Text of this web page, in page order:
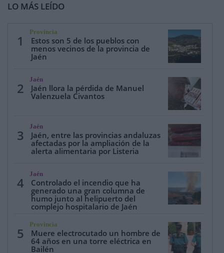
LO MÁS LEÍDO
1
Provincia
Estos son 5 de los pueblos con
menos vecinos de la provincia de
Jaén
2
Jaén
Jaén llora la pérdida de Manuel
Valenzuela Civantos
3
Jaén
Jaén, entre las provincias andaluzas
afectadas por la ampliación de la
alerta alimentaria por Listeria
4
Jaén
Controlado el incendio que ha
generado una gran columna de
humo junto al helipuerto del
complejo hospitalario de Jaén
5
Provincia
Muere electrocutado un hombre de
64 años en una torre eléctrica en
Bailén